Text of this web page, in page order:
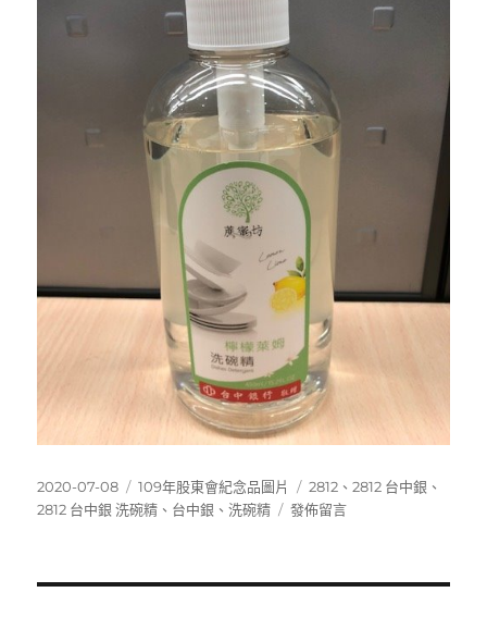
發
佈
2020-07-08
分
類
109年股東會紀念品圖片
標
籤
2812 、2812 台中銀 、
2812 台中銀 洗碗精 、 台中銀 、洗碗精
在
發佈留言